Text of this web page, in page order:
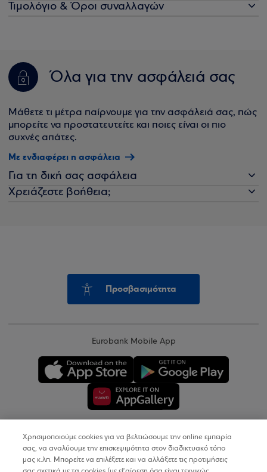
Τιμολόγιο & Όροι συναλλαγών
Όλα για την ασφάλειά σας
Μάθετε τι μέτρα παίρνουμε για την ασφάλειά σας, πώς
μπορείτε να προστατευτείτε και ποιες είναι οι πιο
συχνές απάτες.
Με ενδιαφέρει η ασφάλεια
Για τη δική σας ασφάλεια
Χρειάζεστε βοήθεια;
Προσβασιμότητα
Eurobank Mobile App
Copyright © 2026
Χρησιμοποιούμε cookies για να βελτιώσουμε την online εμπειρία
σας, να αναλύουμε την επισκεψιμότητα στον διαδικτυακό τόπο
μας κ.λπ. Μπορείτε να επιλέξετε και να αλλάξετε τις προτιμήσεις